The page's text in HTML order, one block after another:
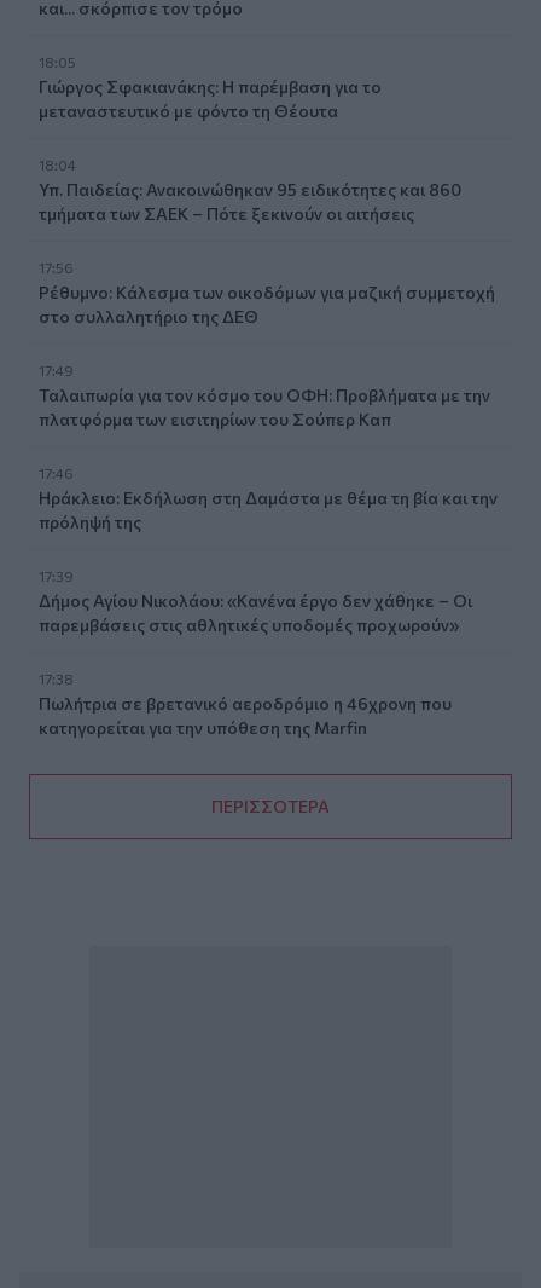
και... σκόρπισε τον τρόμο
18:05
Γιώργος Σφακιανάκης: Η παρέμβαση για το
μεταναστευτικό με φόντο τη Θέουτα
18:04
Υπ. Παιδείας: Ανακοινώθηκαν 95 ειδικότητες και 860
τμήματα των ΣΑΕΚ – Πότε ξεκινούν οι αιτήσεις
17:56
Ρέθυμνο: Κάλεσμα των οικοδόμων για μαζική συμμετοχή
στο συλλαλητήριο της ΔΕΘ
17:49
Ταλαιπωρία για τον κόσμο του ΟΦΗ: Προβλήματα με την
πλατφόρμα των εισιτηρίων του Σούπερ Καπ
17:46
Ηράκλειο: Εκδήλωση στη Δαμάστα με θέμα τη βία και την
πρόληψή της
17:39
Δήμος Αγίου Νικολάου: «Κανένα έργο δεν χάθηκε – Οι
παρεμβάσεις στις αθλητικές υποδομές προχωρούν»
17:38
Πωλήτρια σε βρετανικό αεροδρόμιο η 46χρονη που
κατηγορείται για την υπόθεση της Marfin
ΠΕΡΙΣΣΟΤΕΡΑ